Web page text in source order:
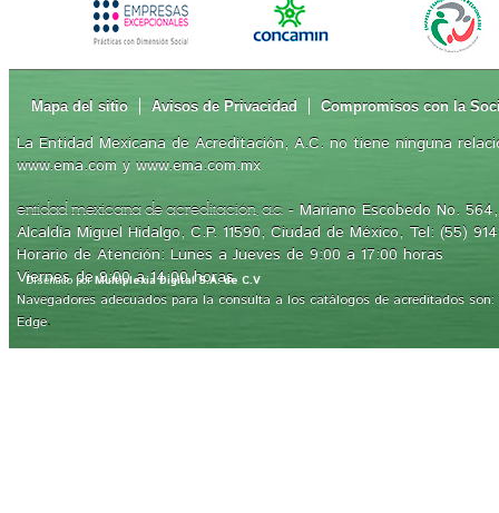
Mapa del sitio Avisos de Privacidad Compromisos con la
La Entidad Mexicana de Acreditación, A.C. no tiene ninguna
www.ema.com y www.ema.com.mx
entidad mexicana de acreditación, a.c. - Mariano Escobedo No.
Alcaldía Miguel Hidalgo, C.P. 11590, Ciudad de México, Tel: (55)
Horario de Atención: Lunes a Jueves de 9:00 a 17:00 horas
Viernes de 9:00 a 14:00 horas
Navegadores adecuados para la consulta a los catálogos de acreditados
Edge.
Diseñado porMultiplexia Digital S.A. de C.V